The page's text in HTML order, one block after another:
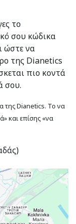
το
σου κώδικα
ώστε να
της Dianetics
πιο κοντά
σου.
της Dianetics. Το να
και επίσης «να